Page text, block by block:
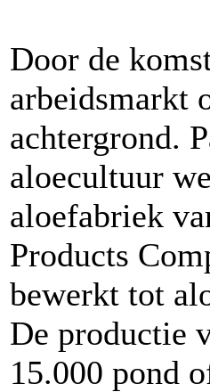
Door de
arbeidsmarkt
achtergrond.
aloecultuur
aloefabriek
Products
bewerkt tot
De productie
15.000 pond